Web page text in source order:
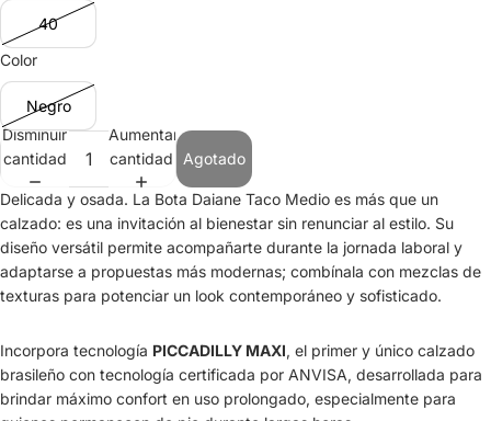
40
Color
Negro
Disminuir
cantidad
Aumentar
cantidad
Agotado
Delicada y osada. La Bota Daiane Taco Medio es más que un
calzado: es una invitación al bienestar sin renunciar al estilo. Su
diseño versátil permite acompañarte durante la jornada laboral y
adaptarse a propuestas más modernas; combínala con mezclas de
texturas para potenciar un look contemporáneo y sofisticado.
Incorpora tecnología PICCADILLY MAXI, el primer y único calzado
brasileño con tecnología certificada por ANVISA, desarrollada para
brindar máximo confort en uso prolongado, especialmente para